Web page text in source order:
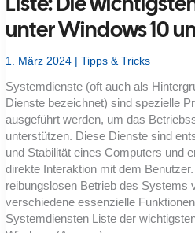
10
und
11
unter Windows 10
1. März 2024 |Tipps & Tricks
Systemdienste (oft auch als
Dienste bezeichnet) sind spezielle
ausgeführt werden, um das
unterstützen. Diese Dienste sind
und Stabilität eines Computers und
direkte Interaktion mit dem
reibungslosen Betrieb des Systems
verschiedene essenzielle
Systemdiensten Liste der